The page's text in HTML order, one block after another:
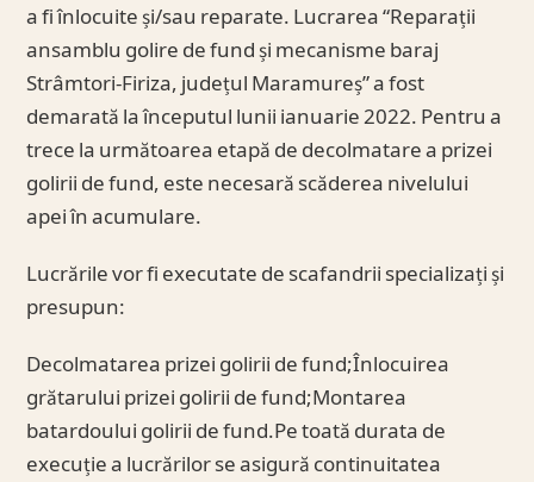
a fi înlocuite și/sau reparate. Lucrarea “Reparații
ansamblu golire de fund și mecanisme baraj
Strâmtori-Firiza, județul Maramureș” a fost
demarată la începutul lunii ianuarie 2022. Pentru a
trece la următoarea etapă de decolmatare a prizei
golirii de fund, este necesară scăderea nivelului
apei în acumulare.
Lucrările vor fi executate de scafandrii specializați și
presupun:
Decolmatarea prizei golirii de fund;Înlocuirea
grătarului prizei golirii de fund;Montarea
batardoului golirii de fund.Pe toată durata de
execuție a lucrărilor se asigură continuitatea